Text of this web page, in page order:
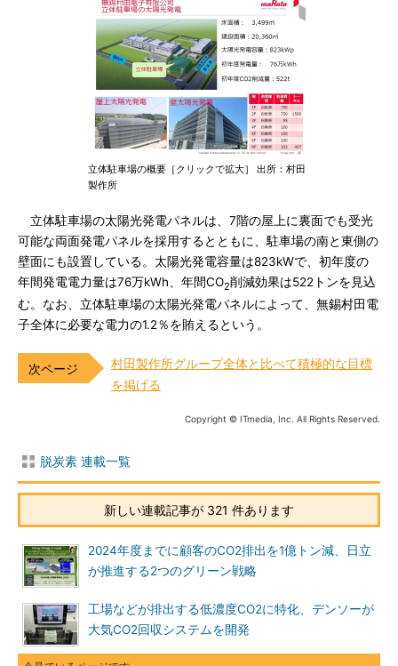
立体駐車場の概要［クリックで拡大］ 出所：村田
製作所
立体駐車場の太陽光発電パネルは、7階の屋上に裏面でも受光
可能な両面発電パネルを採用するとともに、駐車場の南と東側の
壁面にも設置している。太陽光発電容量は823kWで、初年度の
年間発電電力量は76万kWh、年間CO2削減効果は522トンを見込
む。なお、立体駐車場の太陽光発電パネルによって、無錫村田電
子全体に必要な電力の1.2％を賄えるという。
村田製作所グループ全体と比べて積極的な目標
を掲げる
Copyright © ITmedia, Inc. All Rights Reserved.
脱炭素 連載一覧
新しい連載記事が 321 件あります
2024年度までに顧客のCO2排出を1億トン減、日立
が推進する2つのグリーン戦略
工場などが排出する低濃度CO2に特化、デンソーが
大気CO2回収システムを開発